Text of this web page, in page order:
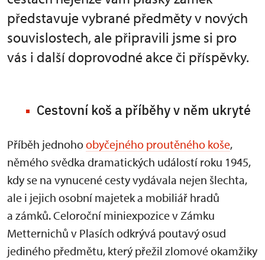
představuje vybrané předměty v nových
souvislostech, ale připravili jsme si pro
vás i další doprovodné akce či příspěvky.
Cestovní koš a příběhy v něm ukryté
Příběh jednohoobyčejného proutěného koše,
němého svědka dramatických událostí roku 1945,
kdy se na vynucené cesty vydávala nejen šlechta,
ale i jejich osobní majetek a mobiliář hradů
a zámků. Celoroční miniexpozice v Zámku
Metternichů v Plasích odkrývá poutavý osud
jediného předmětu, který přežil zlomové okamžiky